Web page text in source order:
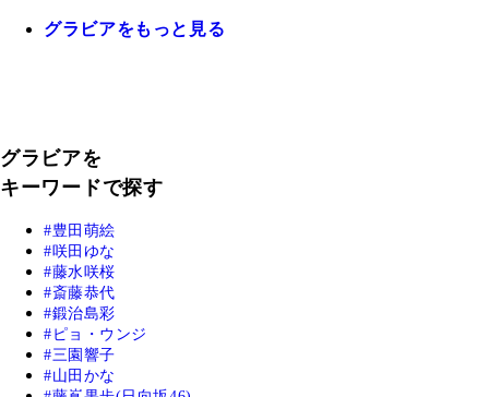
グラビアをもっと見る
グラビアを
キーワードで探す
豊田萌絵
咲田ゆな
藤水咲桜
斎藤恭代
鍛治島彩
ピョ・ウンジ
三園響子
山田かな